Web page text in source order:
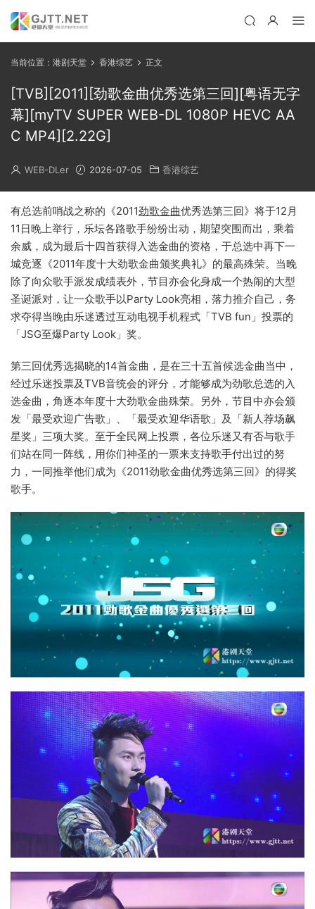
当前位置： 港剧天堂 香港综艺 正文
[TVB][2011][劲歌金曲优秀选第三回][粤语无字
幕][myTV SUPER WEB-DL 1080P HEVC AA
C MP4][2.22G]
WEB-DLer 2026-07-05 香港综艺
有总选前哨战之称的《2011劲歌金曲优秀选第三回》将于12月
11日晚上举行，乐坛各路歌手纷纷出动，期望突围而出，乘着
余威，成为最后十四首获得入选金曲的资格，于总选中再下一
城竞逐《2011年度十大劲歌金曲颁奖典礼》的最高殊荣。当晚
除了向众歌手派发成绩表外，节目亦会化身成一个热闹的大型
圣诞派对，让一众歌手以Party Look亮相，落力推介自己，务
求夺得当晚由乐迷透过互动电视手机程式「TVB fun」投票的
「JSG至爆Party Look」奖。
第三回优秀选揭晓的14首金曲，是在三十五首候选金曲当中，
经过乐迷投票及TVB音统会的评分，才能够成为劲歌总选的入
选金曲，角逐本年度十大劲歌金曲殊荣。另外，节目中亦会颁
发「最受欢迎广告歌」、「最受欢迎华语歌」及「新人荐场飙
星奖」三项大奖。至于全民网上投票，各位乐迷又有否与歌手
们站在同一阵线，用你们神圣的一票来支持歌手付出过的努
力，一同推举他们成为《2011劲歌金曲优秀选第三回》的得奖
歌手。